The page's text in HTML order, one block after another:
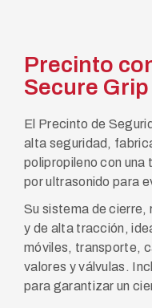
Precinto
Secure Grip
El Precinto de
alta seguridad,
polipropileno con
por ultrasonido para
Su sistema de
y de alta tracción,
móviles, transporte,
valores y válvulas.
para garantizar un